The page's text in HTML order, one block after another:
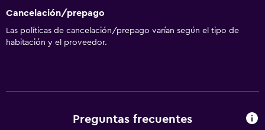
Cancelación/prepago
Las políticas de cancelación/prepago varían según el tipo de
habitación y el proveedor.
Preguntas frecuentes